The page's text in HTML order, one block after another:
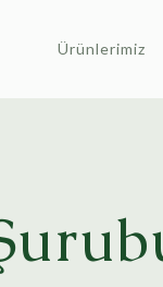
Ürünlerimiz